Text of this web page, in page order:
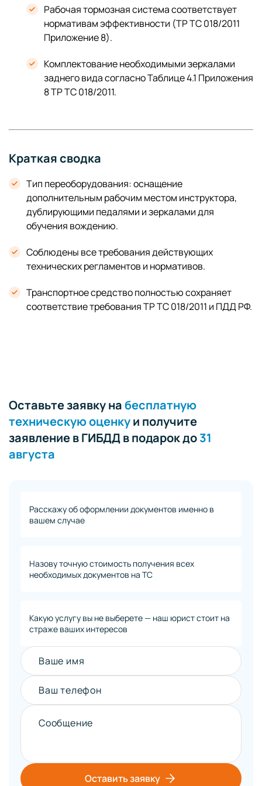
Рабочая тормозная система соответствует
нормативам эффективности (ТР ТС 018/2011
Приложение 8).
Комплектование необходимыми зеркалами
заднего вида согласно Таблице 4.1 Приложения
8 ТР ТС 018/2011.
Краткая сводка
Тип переоборудования: оснащение
дополнительным рабочим местом инструктора,
дублирующими педалями и зеркалами для
обучения вождению.
Соблюдены все требования действующих
технических регламентов и нормативов.
Транспортное средство полностью сохраняет
соответствие требования ТР ТС 018/2011 и ПДД РФ.
Оставьте заявку набесплатную
техническую оценкуи получите
заявление в ГИБДД в подарок до31
августа
Расскажу об оформлении документов именно в
вашем случае
Назову точную стоимость получения всех
необходимых документов на ТС
Какую услугу вы не выберете — наш юрист стоит на
страже ваших интересов
Ваше имя
Ваш телефон
Сообщение
Оставить заявку